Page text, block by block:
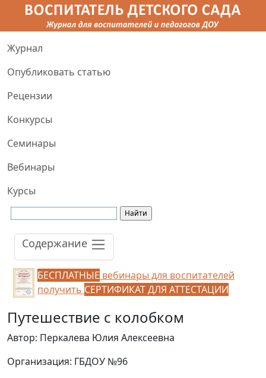
Журнал
Опубликовать статью
Рецензии
Конкурсы
Семинары
Вебинары
Курсы
Содержание
БЕСПЛАТНЫЕ вебинары для воспитателей
получить СЕРТИФИКАТ ДЛЯ АТТЕСТАЦИИ
Путешествие с колобком
Автор: Перкалева Юлия Алексеевна
Организация: ГБДОУ №96